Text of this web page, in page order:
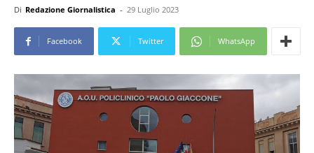
Di Redazione Giornalistica - 29 Luglio 2023
Facebook Twitter WhatsApp